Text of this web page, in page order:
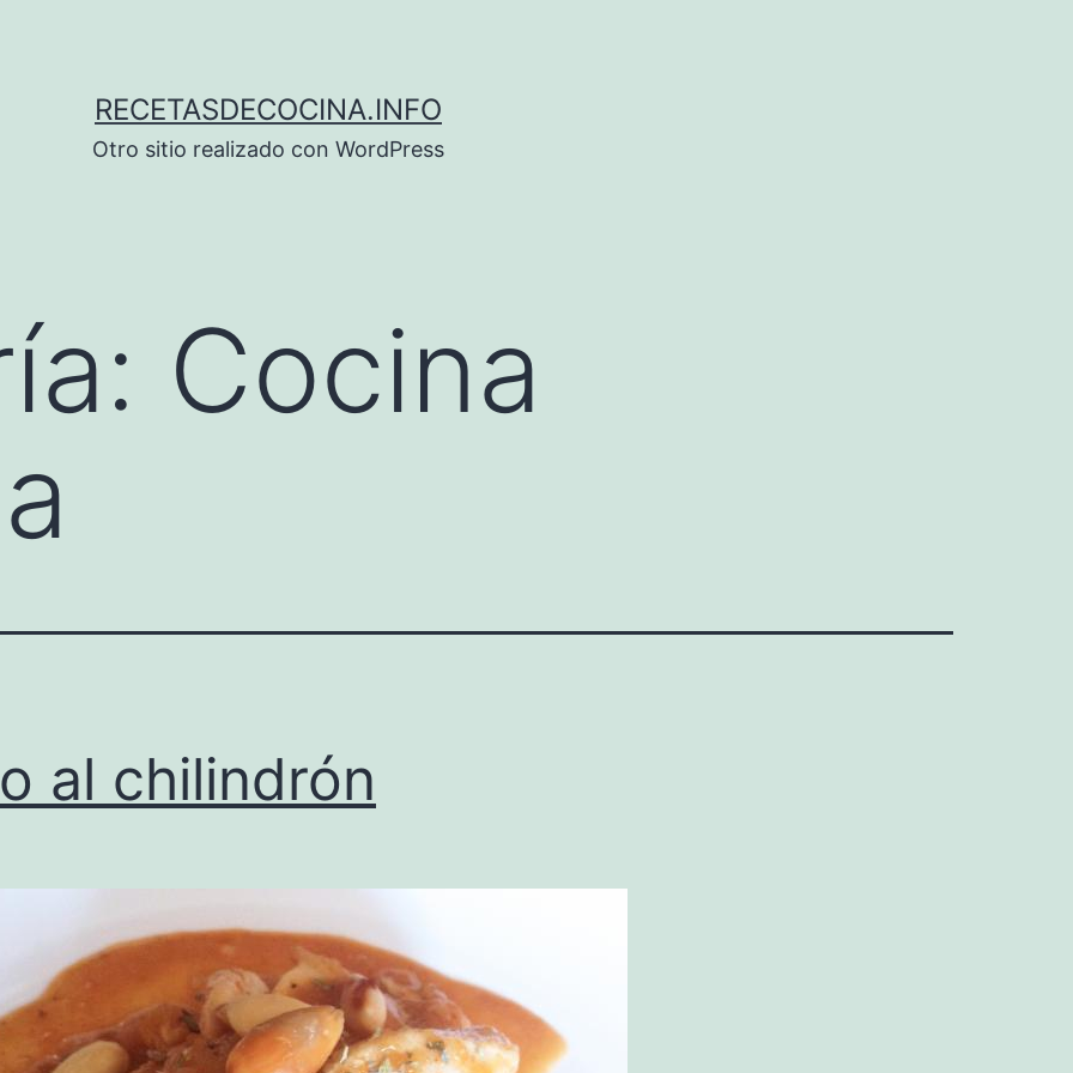
RECETASDECOCINA.INFO
Otro sitio realizado con WordPress
Cocina
al chilindrón